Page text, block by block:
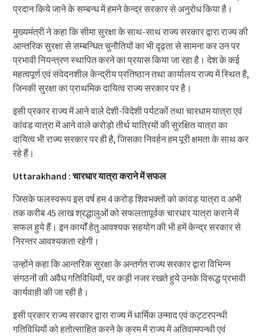
प्रदान किये जाने के सम्बन्ध में हमने केन्द्र सरकार से अनुरोध किया है।
मुख्यमंत्री ने कहा कि सीमा सुरक्षा के साथ-साथ राज्य सरकार द्वारा राज्य की
आन्तरिक सुरक्षा से सम्बन्धित चुनौतियों का भी दृढ़ता से सामना कर उन पर
प्रभावी नियन्त्रण स्थापित करने का प्रयास किया जा रहा है। देश के कई
महत्वपूर्ण एवं संवेदनशील केन्द्रीय प्रतिष्ठान तथा कार्यालय राज्य में स्थित है,
जिनकी सुरक्षा का प्राथमिक दायित्व राज्य सरकार पर है।
इसी प्रकार राज्य में आने वाले देशी-विदेशी पर्यटकों तथा चारधाम यात्रा एवं
कांवड यात्रा में आने वाले करोड़ो तीर्थ यात्रियों की सुरक्षित यात्रा का
दायित्व भी राज्य सरकार पर ही है, जिसका निवर्हन हम पूरी क्षमता के साथ कर
रहे हैं।
Uttarakhand : चारधार यात्रा कराने में सफल
जिसके फलस्वरूप इस वर्ष हम 4 करोड़ शिवभक्तों को कांवड़ यात्रा व अभी
तक करीब 45 लाख श्रद्धालुओं को सफलतापूर्वक चारधार यात्रा कराने में
सफल हुये हैं। इन कार्यों हेतु आवश्यक सहयोग की भी हमें केन्द्र सरकार से
निरन्तर आवश्यकता रहेगी।
उन्होंने कहा कि आन्तरिक सुरक्षा के अन्तर्गत राज्य सरकार द्वारा विभिन्न
संगठनों की अवैध गतिविधियों, पर कड़ी नजर रखते हुये उनके विरूद्ध प्रभावी
कार्यवाही की जा रही है।
इसी प्रकार राज्य सरकार द्वारा राज्य में धार्मिक उन्माद एवं कट्टरपन्थी
गतिविधियों को हतोत्साहित करने के क्रम में राज्य में अतिवामपन्थी एवं